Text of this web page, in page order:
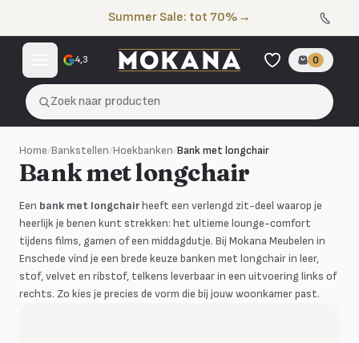
Summer Sale: tot 70% →
4,3 0
Zoek naar producten
Home/Bankstellen/Hoekbanken/Bank met longchair
Bank met longchair
Een bank met longchairheeft een verlengd zit-deel waarop je
heerlijk je benen kunt strekken: het ultieme lounge-comfort
tijdens films, gamen of een middagdutje. Bij Mokana Meubelen in
Enschede vind je een brede keuze banken met longchair in leer,
stof, velvet en ribstof, telkens leverbaar in een uitvoering links of
rechts. Zo kies je precies de vorm die bij jouw woonkamer past.